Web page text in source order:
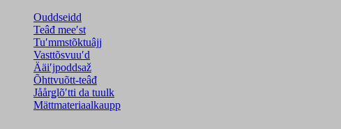
Ouddseidd
Teâđ meeʹst
Tuʹmmstõktuâjj
Vasttõsvuuʹd
Ääiʹjpoddsaž
Õhttvuõtt-teâđ
Jåårǥlõʹtti da tuulk
Mättmateriaalkaupp